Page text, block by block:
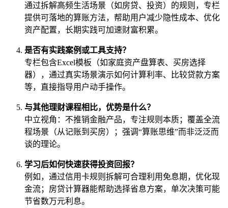
通过拆解高频生活场景（如房贷、投资）的规则，专栏
提供可落地的算账方法，帮助用户减少隐性成本、优化
资产配置，长期实践可加速财富积累。
是否有实践案例或工具支持？
专栏包含Excel模板（如家庭资产盘算表、买房选择
器），通过真实场景演示如何计算利率、比较贷款方案
等，直接指导用户动手操作。
与其他理财课程相比，优势是什么？
中立视角：不推销金融产品，专注规则本质；覆盖全流
程场景（从记账到买房）；强调“算账思维”而非泛泛而
谈的理论。
学习后如何快速获得投资回报？
例如，通过信用卡规则拆解可合理利用免息期，优化现
金流；房贷计算器能帮助选择省息方案，单次决策可能
节省数万元利息。